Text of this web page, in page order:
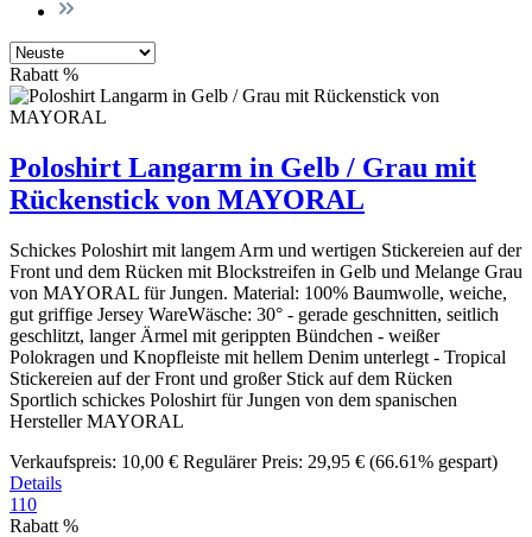
Rabatt %
Poloshirt Langarm in Gelb / Grau mit
Rückenstick von MAYORAL
Schickes Poloshirt mit langem Arm und wertigen Stickereien auf der
Front und dem Rücken mit Blockstreifen in Gelb und Melange Grau
von MAYORAL für Jungen. Material: 100% Baumwolle, weiche,
gut griffige Jersey WareWäsche: 30° - gerade geschnitten, seitlich
geschlitzt, langer Ärmel mit gerippten Bündchen - weißer
Polokragen und Knopfleiste mit hellem Denim unterlegt - Tropical
Stickereien auf der Front und großer Stick auf dem Rücken
Sportlich schickes Poloshirt für Jungen von dem spanischen
Hersteller MAYORAL
Verkaufspreis: 10,00 € Regulärer Preis: 29,95 € (66.61% gespart)
Details
110
Rabatt %